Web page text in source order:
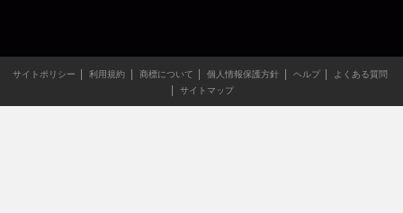
サイトポリシー 利用規約 商標について 個人情報保護方針 ヘルプ
よくある質問
サイトマップ